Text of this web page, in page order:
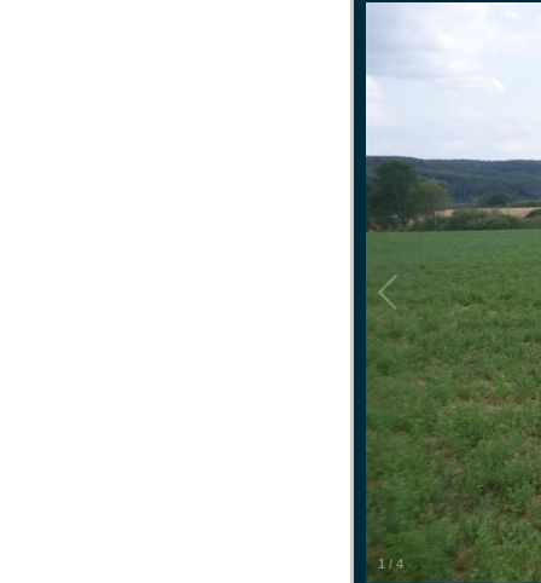
1 / 4